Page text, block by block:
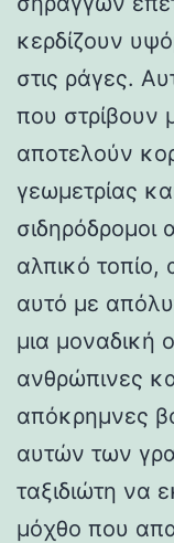
κερδίζουν
στις ράγες.
που στρίβουν
αποτελούν
γεωμετρίας
σιδηρόδρομοι
αλπικό
αυτό με
μια μοναδική
ανθρώπινες
απόκρημνες
αυτών των
ταξιδιώτη να
μόχθο που